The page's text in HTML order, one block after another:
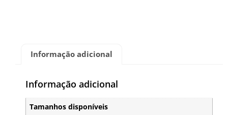
Informação adicional
Informação adicional
Tamanhos disponíveis